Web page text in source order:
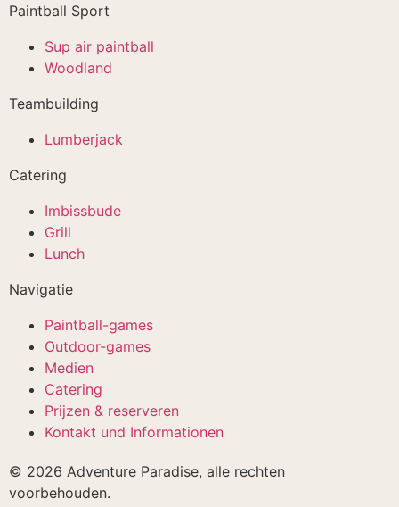
Paintball Sport
Sup air paintball
Woodland
Teambuilding
Lumberjack
Catering
Imbissbude
Grill
Lunch
Navigatie
Paintball-games
Outdoor-games
Medien
Catering
Prijzen & reserveren
Kontakt und Informationen
© 2026 Adventure Paradise, alle rechten
voorbehouden.